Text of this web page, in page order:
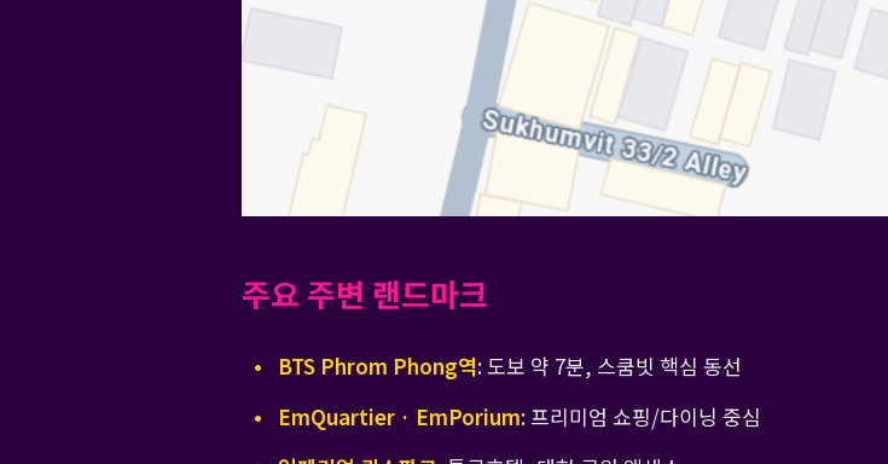
주요 주변 랜드마크
BTS Phrom Phong역: 도보 약 7분, 스쿰빗 핵심 동선
EmQuartier · EmPorium: 프리미엄 쇼핑/다이닝 중심